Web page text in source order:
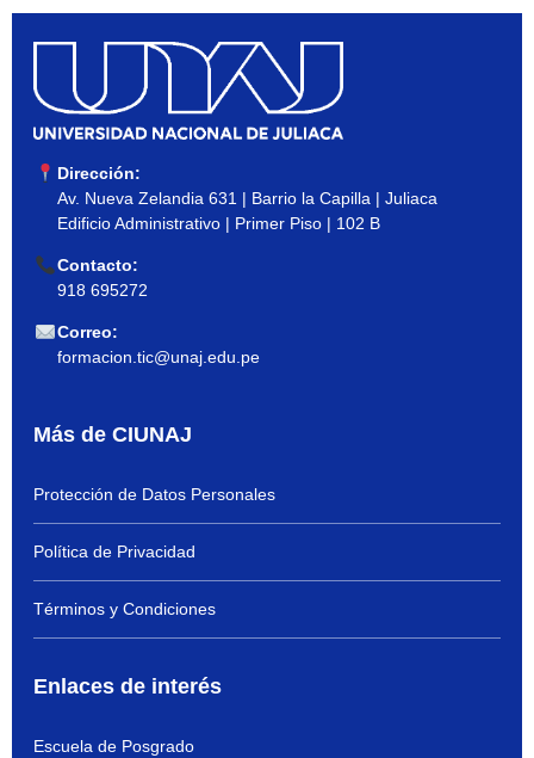
Dirección:
Av. Nueva Zelandia 631 | Barrio la Capilla | Juliaca
Edificio Administrativo | Primer Piso | 102 B
Contacto:
918 695272
Correo:
formacion.tic@unaj.edu.pe
Más de CIUNAJ
Protección de Datos Personales
Política de Privacidad
Términos y Condiciones
Enlaces de interés
Escuela de Posgrado